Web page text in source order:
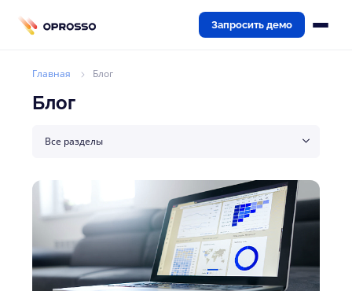
Запросить демо
Главная Блог
Блог
Все разделы